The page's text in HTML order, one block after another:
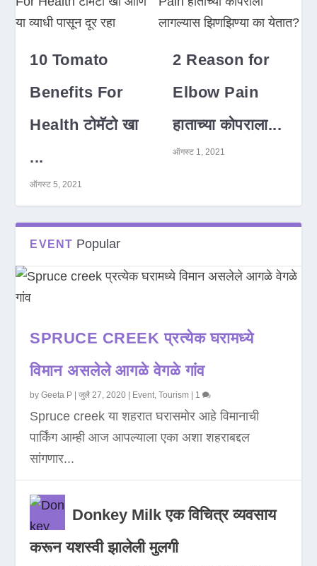
10 Tomato
Benefits For
Health टोमॅटो खा
...
ऑगस्ट 5, 2021
2 Reason for
Elbow Pain
हाताच्या कोपराला...
ऑगस्ट 1, 2021
EVENT Popular
SPRUCE CREEK प्रत्येक घरामध्ये
विमान असलेले आगळे वेगळे गांव
byGeeta P |जुलै 27, 2020 Event,Tourism 1
Spruce creek या शहरात घरासमोर आहे विमानाची
पार्किंग आम्ही आज आपल्याला एका अशा शहराबद्दल
सांगणार...
Donkey Milk एक विचित्र व्यवसाय
करून यशस्वी झालेली मुलगी